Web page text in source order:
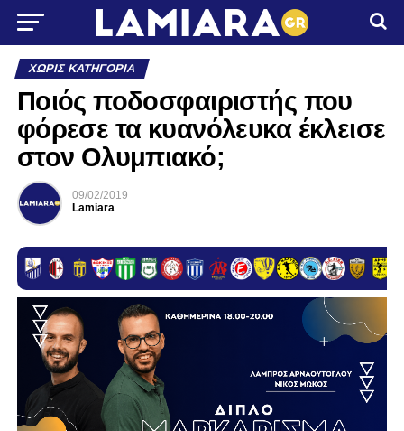
ΧΩΡΊΣ ΚΑΤΗΓΟΡΊΑ
Ποιός ποδοσφαιριστής που
φόρεσε τα κυανόλευκα έκλεισε
στον Ολυμπιακό;
09/02/2019
Lamiara